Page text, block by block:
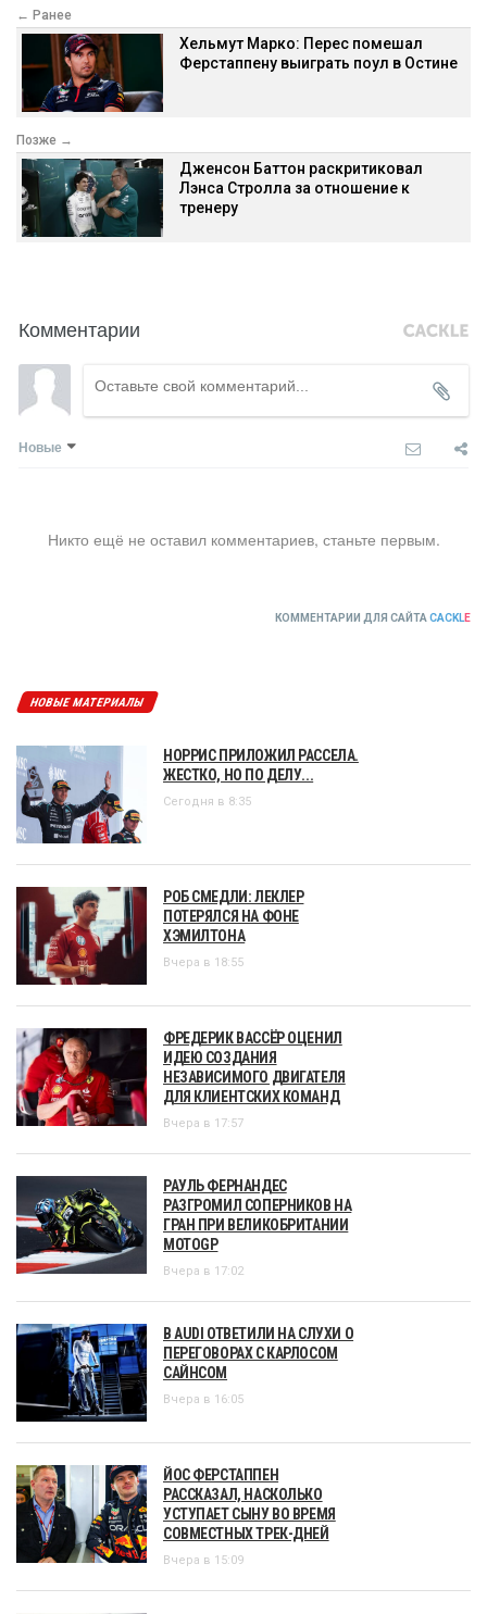
← Ранее
Хельмут Марко: Перес помешал
Ферстаппену выиграть поул в Остине
Позже →
Дженсон Баттон раскритиковал
Лэнса Стролла за отношение к
тренеру
Комментарии
Новые
Никто ещё не оставил комментариев, станьте первым.
КОММЕНТАРИИ ДЛЯ САЙТА CACKLE
НОВЫЕ МАТЕРИАЛЫ
НОРРИС ПРИЛОЖИЛ РАССЕЛА.
ЖЕСТКО, НО ПО ДЕЛУ...
Сегодня в 8:35
РОБ СМЕДЛИ: ЛЕКЛЕР
ПОТЕРЯЛСЯ НА ФОНЕ
ХЭМИЛТОНА
Вчера в 18:55
ФРЕДЕРИК ВАССЁР ОЦЕНИЛ
ИДЕЮ СОЗДАНИЯ
НЕЗАВИСИМОГО ДВИГАТЕЛЯ
ДЛЯ КЛИЕНТСКИХ КОМАНД
Вчера в 17:57
РАУЛЬ ФЕРНАНДЕС
РАЗГРОМИЛ СОПЕРНИКОВ НА
ГРАН ПРИ ВЕЛИКОБРИТАНИИ
MOTOGP
Вчера в 17:02
В AUDI ОТВЕТИЛИ НА СЛУХИ О
ПЕРЕГОВОРАХ С КАРЛОСОМ
САЙНСОМ
Вчера в 16:05
ЙОС ФЕРСТАППЕН
РАССКАЗАЛ, НАСКОЛЬКО
УСТУПАЕТ СЫНУ ВО ВРЕМЯ
СОВМЕСТНЫХ ТРЕК-ДНЕЙ
Вчера в 15:09